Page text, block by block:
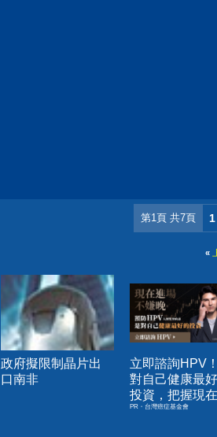
第1頁 共7頁 1
«
政府擬限制晶片出
口南非
立即諮詢HPV
對自己健康最
投資，把握現
嫌晚！
PR・台灣癌症基金會